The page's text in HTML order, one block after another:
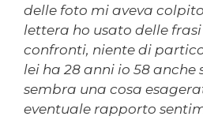
delle foto mi aveva
lettera ho usato delle
confronti, niente di
lei ha 28 anni io 58
sembra una cosa
eventuale rapporto